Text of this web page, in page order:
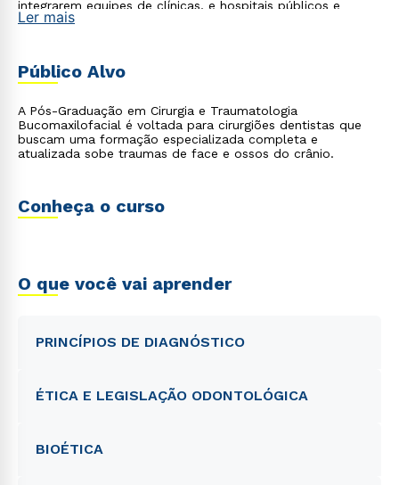
integrarem equipes de clínicas, e hospitais públicos e
privados, tratando os pacientes com qualidade e
Ler mais
Público Alvo
A Pós-Graduação em Cirurgia e Traumatologia
Bucomaxilofacial é voltada para cirurgiões dentistas que
buscam uma formação especializada completa e
atualizada sobe traumas de face e ossos do crânio.
Conheça o curso
O que você vai aprender
PRINCÍPIOS DE DIAGNÓSTICO
ÉTICA E LEGISLAÇÃO ODONTOLÓGICA
BIOÉTICA